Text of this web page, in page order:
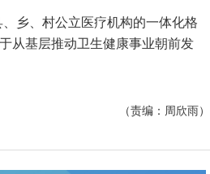
乡、村公立医疗机构的一体化格
从基层推动卫生健康事业朝前发
（责编：周欣雨）